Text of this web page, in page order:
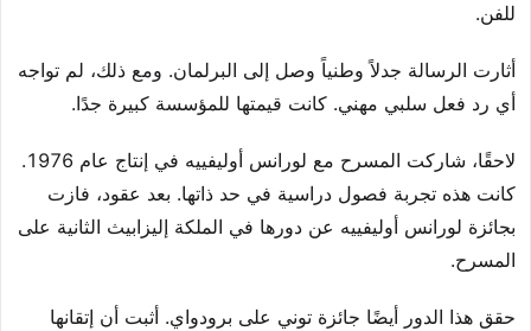
للفن.
أثارت الرسالة جدلاً وطنياً وصل إلى البرلمان. ومع ذلك، لم تواجه
أي رد فعل سلبي مهني. كانت قيمتها للمؤسسة كبيرة جدًا.
لاحقًا، شاركت المسرح مع لورانس أوليفييه في إنتاج عام 1976.
كانت هذه تجربة فصول دراسية في حد ذاتها. بعد عقود، فازت
بجائزة لورانس أوليفييه عن دورها في الملكة إليزابيث الثانية على
المسرح.
حقق هذا الدور أيضًا جائزة توني على برودواي. أثبت أن إتقانها